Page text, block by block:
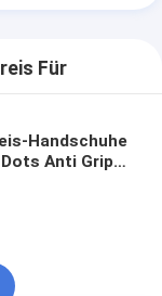
Für
Handschuhe
Anti Grip